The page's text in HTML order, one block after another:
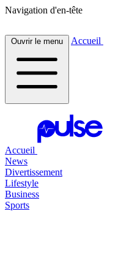
Navigation d'en-tête
Ouvrir le menu Accueil
Accueil
News
Divertissement
Lifestyle
Business
Sports